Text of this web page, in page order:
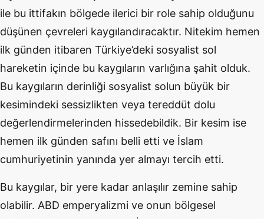
ile bu ittifakın bölgede ilerici bir role sahip olduğunu
düşünen çevreleri kaygılandıracaktır. Nitekim hemen
ilk günden itibaren Türkiye’deki sosyalist sol
hareketin içinde bu kaygıların varlığına şahit olduk.
Bu kaygıların derinliği sosyalist solun büyük bir
kesimindeki sessizlikten veya tereddüt dolu
değerlendirmelerinden hissedebildik. Bir kesim ise
hemen ilk günden safını belli etti ve İslam
cumhuriyetinin yanında yer almayı tercih etti.
Bu kaygılar, bir yere kadar anlaşılır zemine sahip
olabilir. ABD emperyalizmi ve onun bölgesel